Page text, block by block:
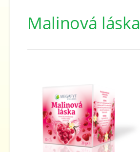
Malinová láska